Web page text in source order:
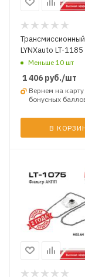
LYNXauto LT-1185
Меньше 10 шт
1 406 руб./шт
Вернем на
бонусных
В